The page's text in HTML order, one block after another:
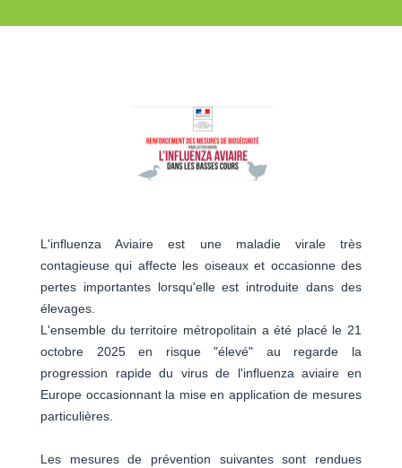
L'influenza Aviaire est une maladie virale très
contagieuse qui affecte les oiseaux et occasionne des
pertes importantes lorsqu'elle est introduite dans des
élevages.
L'ensemble du territoire métropolitain a été placé le 21
octobre 2025 en risque "élevé" au regarde la
progression rapide du virus de l'influenza aviaire en
Europe occasionnant la mise en application de mesures
particulières.
Les mesures de prévention suivantes sont rendues